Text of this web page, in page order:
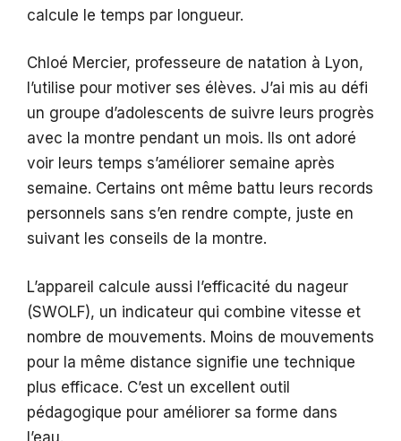
calcule le temps par longueur.
Chloé Mercier, professeure de natation à Lyon,
l’utilise pour motiver ses élèves. J’ai mis au défi
un groupe d’adolescents de suivre leurs progrès
avec la montre pendant un mois. Ils ont adoré
voir leurs temps s’améliorer semaine après
semaine. Certains ont même battu leurs records
personnels sans s’en rendre compte, juste en
suivant les conseils de la montre.
L’appareil calcule aussi l’efficacité du nageur
(SWOLF), un indicateur qui combine vitesse et
nombre de mouvements. Moins de mouvements
pour la même distance signifie une technique
plus efficace. C’est un excellent outil
pédagogique pour améliorer sa forme dans
l’eau.